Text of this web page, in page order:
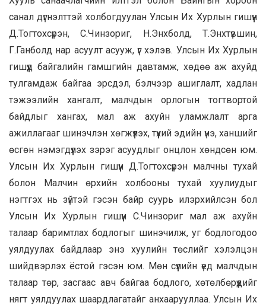
санал дүгнэлттэй холбогдуулан Улсын Их Хурлын гишүүн
Д.Тогтохсүрэн, С.Чинзориг, Н.Энхболд, Т.Энхтүвшин,
Г.Ганболд нар асуулт асууж, үг хэлэв. Улсын Их Хурлын
гишүүд байгалийн гамшгийн давтамж, хөдөө аж ахуйд
тулгамдаж байгаа эрсдэл, бэлчээр ашиглалт, хадлан
тэжээлийн хангалт, малчдын орлогын тогтвортой
байдлыг хангах, мал аж ахуйн уламжлалт арга
ажиллагааг шинэчлэн хөгжүүлэх, түүхий эдийн үнэ, ханшийг
өсгөн нэмэгдүүлэх зэрэг асуудлыг онцлон хөндсөн юм.
Улсын Их Хурлын гишүүн Д.Тогтохсүрэн малчны тухай
болон Малчин өрхийн холбооны тухай хуулиудыг
нэгтгэх нь зүйтэй гэсэн байр суурь илэрхийлсэн бол
Улсын Их Хурлын гишүүн С.Чинзориг мал аж ахуйн
талаар баримтлах бодлогыг шинэчилж, уг бодлогодоо
уялдуулах байдлаар энэ хуулийн төслийг хэлэлцэн
шийдвэрлэх ёстой гэсэн юм. Мөн сүүлийн үед малчдын
талаар төр, засгаас авч байгаа бодлого, хөтөлбөрүүдийг
нягт уялдуулах шаардлагатайг анхаарууллаа. Улсын Их